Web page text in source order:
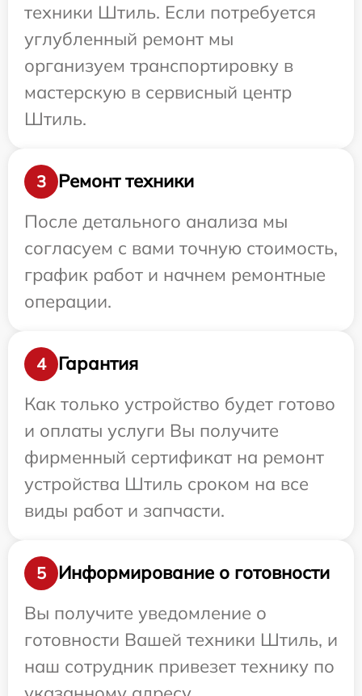
техники Штиль. Если потребуется
углубленный ремонт мы
организуем транспортировку в
мастерскую в сервисный центр
Штиль.
3
Ремонт техники
После детального анализа мы
согласуем с вами точную стоимость,
график работ и начнем ремонтные
операции.
4
Гарантия
Как только устройство будет готово
и оплаты услуги Вы получите
фирменный сертификат на ремонт
устройства Штиль сроком на все
виды работ и запчасти.
5
Информирование о готовности
Вы получите уведомление о
готовности Вашей техники Штиль, и
наш сотрудник привезет технику по